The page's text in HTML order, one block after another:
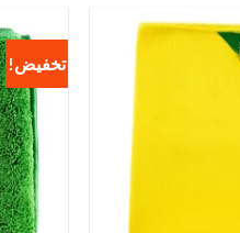
تخفيض!